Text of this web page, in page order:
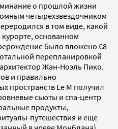
о прошлой жизни
четырехзвездочником
в том виде, какой
основанном
было вложено €8
перепланировкой
Жан-Ноэль Пико.
и правильно
пространств Le M получил
сьюты и спа-центр
продукты,
путешествия и еще